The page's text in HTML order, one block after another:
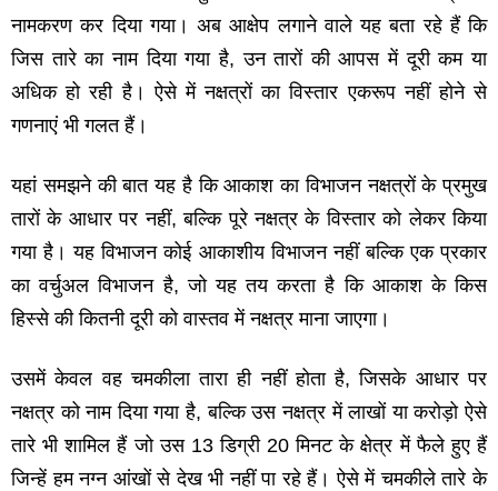
नामकरण कर दिया गया। अब आक्षेप लगाने वाले यह बता रहे हैं कि
जिस तारे का नाम दिया गया है, उन तारों की आपस में दूरी कम या
अधिक हो रही है। ऐसे में नक्षत्रों का विस्‍तार एकरूप नहीं होने से
गणनाएं भी गलत हैं।
यहां समझने की बात यह है कि आकाश का विभाजन नक्षत्रों के प्रमुख
तारों के आधार पर नहीं, बल्कि पूरे नक्षत्र के विस्‍तार को लेकर किया
गया है। यह विभाजन कोई आकाशीय विभाजन नहीं बल्कि एक प्रकार
का वर्चुअल विभाजन है, जो यह तय करता है कि आकाश के किस
हिस्‍से की कितनी दूरी को वास्‍तव में नक्षत्र माना जाएगा।
उसमें केवल वह चमकीला तारा ही नहीं होता है, जिसके आधार पर
नक्षत्र को नाम दिया गया है, बल्कि उस नक्षत्र में लाखों या करोड़ो ऐसे
तारे भी शामिल हैं जो उस 13 डिग्री 20 मिनट के क्षेत्र में फैले हुए हैं
जिन्‍हें हम नग्‍न आंखों से देख भी नहीं पा रहे हैं। ऐसे में चमकीले तारे के